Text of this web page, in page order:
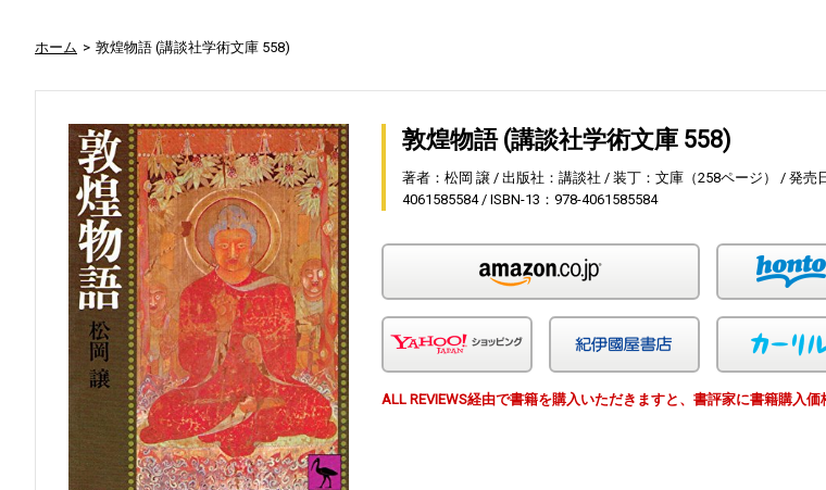
ホーム 敦煌物語 (講談社学術文庫 558)
敦煌物語 (講談社学術文庫 558)
著者：松岡 譲 出版社：講談社 装丁：文庫（258ページ） 発売
4061585584
ISBN-13：978-4061585584
Yahoo!ショッピング
ALL REVIEWS経由で書籍を購入いただきますと、書評家に書籍購入価